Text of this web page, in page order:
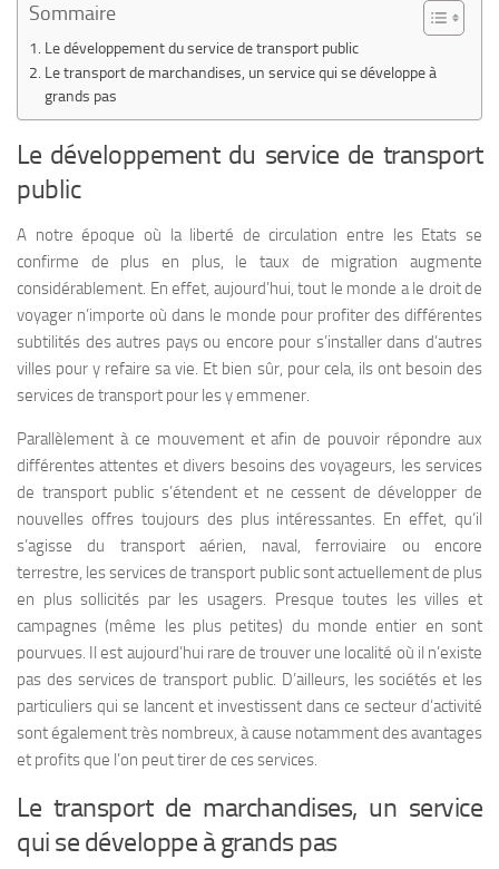
Sommaire
Le développement du service de transport public
Le transport de marchandises, un service qui se développe à
grands pas
Le développement du service de transport
public
A notre époque où la liberté de circulation entre les Etats se
confirme de plus en plus, le taux de migration augmente
considérablement. En effet, aujourd’hui, tout le monde a le droit de
voyager n’importe où dans le monde pour profiter des différentes
subtilités des autres pays ou encore pour s’installer dans d’autres
villes pour y refaire sa vie. Et bien sûr, pour cela, ils ont besoin des
services de transport pour les y emmener.
Parallèlement à ce mouvement et afin de pouvoir répondre aux
différentes attentes et divers besoins des voyageurs, les services
de transport public s’étendent et ne cessent de développer de
nouvelles offres toujours des plus intéressantes. En effet, qu’il
s’agisse du transport aérien, naval, ferroviaire ou encore
terrestre, les services de transport public sont actuellement de plus
en plus sollicités par les usagers. Presque toutes les villes et
campagnes (même les plus petites) du monde entier en sont
pourvues. Il est aujourd’hui rare de trouver une localité où il n’existe
pas des services de transport public. D’ailleurs, les sociétés et les
particuliers qui se lancent et investissent dans ce secteur d’activité
sont également très nombreux, à cause notamment des avantages
et profits que l’on peut tirer de ces services.
Le transport de marchandises, un service
qui se développe à grands pas